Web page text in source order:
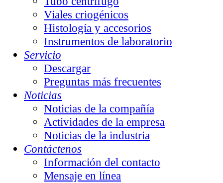
Viales criogénicos
Histología y accesorios
Instrumentos de laboratorio
Servicio
Descargar
Preguntas más frecuentes
Noticias
Noticias de la compañía
Actividades de la empresa
Noticias de la industria
Contáctenos
Información del contacto
Mensaje en línea